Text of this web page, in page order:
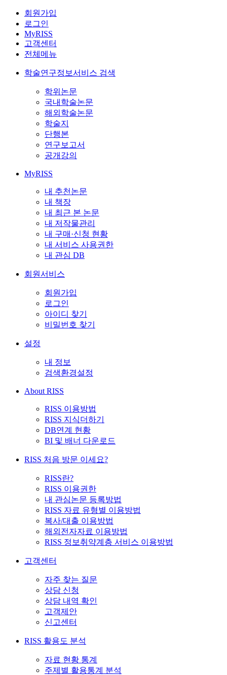
회원가입
로그인
MyRISS
고객센터
전체메뉴
학술연구정보서비스 검색
학위논문
국내학술논문
해외학술논문
학술지
단행본
연구보고서
공개강의
MyRISS
내 추천논문
내 책장
내 최근 본 논문
내 저작물관리
내 구매·신청 현황
내 서비스 사용권한
내 관심 DB
회원서비스
회원가입
로그인
아이디 찾기
비밀번호 찾기
설정
내 정보
검색환경설정
About RISS
RISS 이용방법
RISS 지식더하기
DB연계 현황
BI 및 배너 다운로드
RISS 처음 방문 이세요?
RISS란?
RISS 이용권한
내 관심논문 등록방법
RISS 자료 유형별 이용방법
복사/대출 이용방법
해외전자자료 이용방법
RISS 정보취약계층 서비스 이용방법
고객센터
자주 찾는 질문
상담 신청
상담 내역 확인
고객제안
신고센터
RISS 활용도 분석
자료 현황 통계
주제별 활용통계 분석